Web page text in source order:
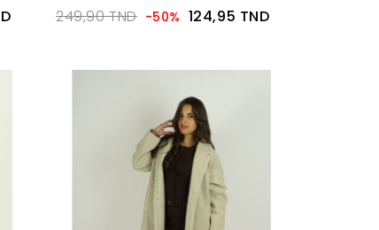
249,90 TND -50% 124,95 TND